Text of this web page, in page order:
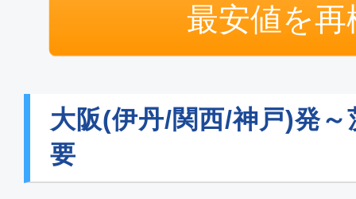
最安値を再
大阪(伊丹/関西/神戸)発
要